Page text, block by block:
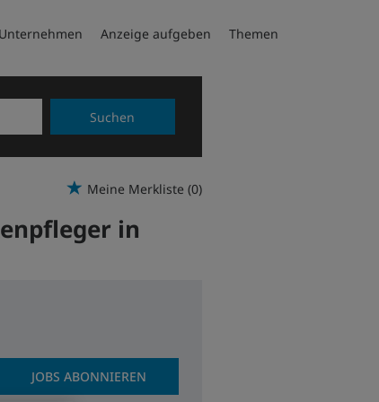
Anzeige aufgeben Themen
Suchen
Meine Merkliste (0)
in
JOBS ABONNIEREN